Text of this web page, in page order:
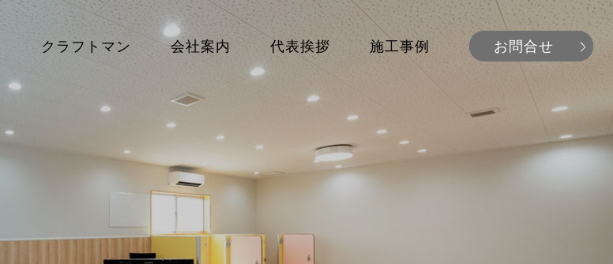
クラフトマン 会社案内 代表挨拶 施工事例 お問合せ